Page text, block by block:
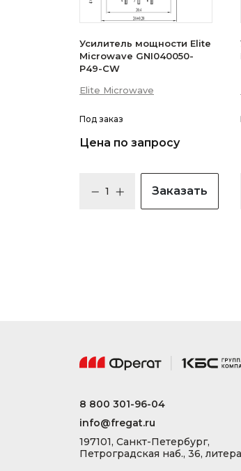
Усилитель мощности Elite
Microwave GNI040050-
P49-CW
Elite Microwave
Под заказ
Цена по запросу
Заказать
8 800 301-96-04
info@fregat.ru
197101, Санкт-Петербург,
Петроградская наб., 36,